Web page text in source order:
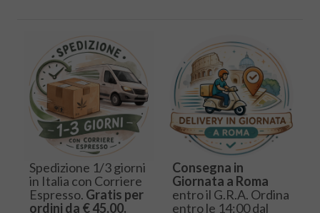
Spedizione 1/3 giorni
in Italia con Corriere
Espresso. Gratis per
ordini da € 45,00.
Consegna in
Giornata a Roma
entro il G.R.A. Ordina
entro le 14:00 dal